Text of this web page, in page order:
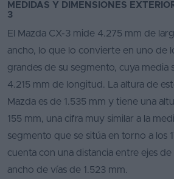
MEDIDAS Y DIMENSIONES
3
El Mazda CX-3 mide 4.275 mm de
ancho, lo que lo convierte en uno de
grandes de su segmento, cuya media
4.215 mm de longitud. La altura de
Mazda es de 1.535 mm y tiene una
155 mm, una cifra muy similar a la
segmento que se sitúa en torno a los
cuenta con una distancia entre ejes
ancho de vías de 1.523 mm.